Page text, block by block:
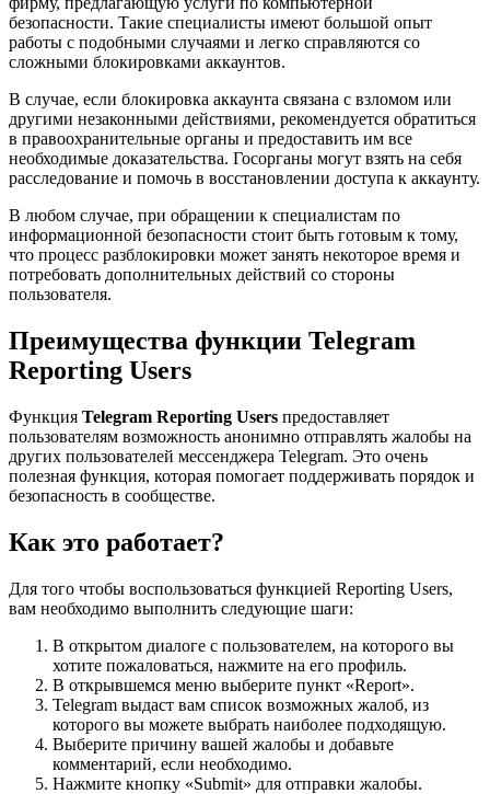
безопасности. Такие специалисты имеют большой опыт
работы с подобными случаями и легко справляются со
сложными блокировками аккаунтов.
В случае, если блокировка аккаунта связана с взломом или
другими незаконными действиями, рекомендуется обратиться
в правоохранительные органы и предоставить им все
необходимые доказательства. Госорганы могут взять на себя
расследование и помочь в восстановлении доступа к аккаунту.
В любом случае, при обращении к специалистам по
информационной безопасности стоит быть готовым к тому,
что процесс разблокировки может занять некоторое время и
потребовать дополнительных действий со стороны
пользователя.
Преимущества функции Telegram
Reporting Users
Функция Telegram Reporting Users предоставляет
пользователям возможность анонимно отправлять жалобы на
других пользователей мессенджера Telegram. Это очень
полезная функция, которая помогает поддерживать порядок и
безопасность в сообществе.
Как это работает?
Для того чтобы воспользоваться функцией Reporting Users,
вам необходимо выполнить следующие шаги:
В открытом диалоге с пользователем, на которого вы
хотите пожаловаться, нажмите на его профиль.
В открывшемся меню выберите пункт «Report».
Telegram выдаст вам список возможных жалоб, из
которого вы можете выбрать наиболее подходящую.
Выберите причину вашей жалобы и добавьте
комментарий, если необходимо.
Нажмите кнопку «Submit» для отправки жалобы.